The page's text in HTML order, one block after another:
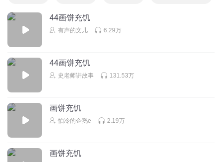
44画饼充饥
有声的文儿 6.29万
44画饼充饥
史老师讲故事 131.53万
画饼充饥
怕冷的企鹅e 2.19万
画饼充饥